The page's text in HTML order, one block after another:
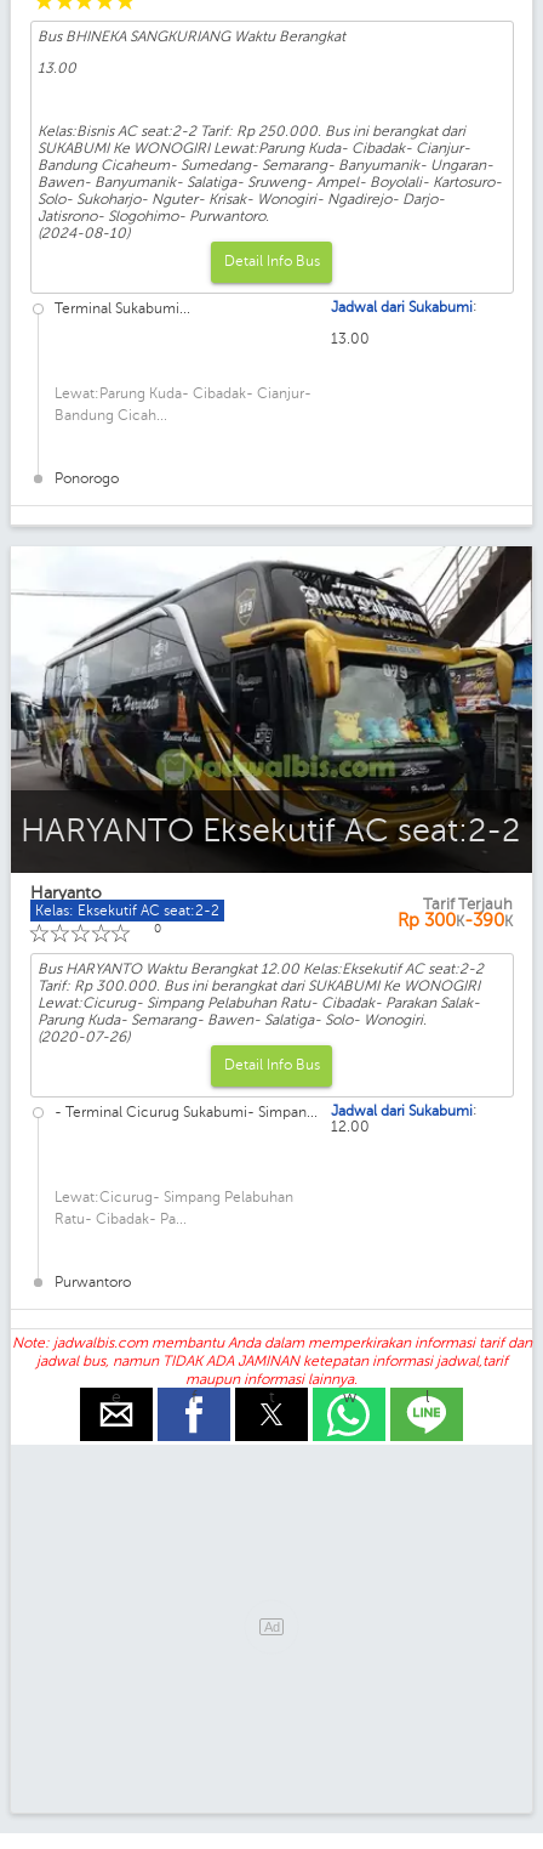
Bus BHINEKA SANGKURIANG Waktu Berangkat
13.00
Kelas:Bisnis AC seat:2-2 Tarif: Rp 250.000. Bus ini berangkat dari
SUKABUMI Ke WONOGIRI Lewat:Parung Kuda- Cibadak- Cianjur-
Bandung Cicaheum- Sumedang- Semarang- Banyumanik- Ungaran-
Bawen- Banyumanik- Salatiga- Sruweng- Ampel- Boyolali- Kartosuro-
Solo- Sukoharjo- Nguter- Krisak- Wonogiri- Ngadirejo- Darjo-
Jatisrono- Slogohimo- Purwantoro.
(2024-08-10)
Detail Info Bus
Terminal Sukabumi...
Lewat:Parung Kuda- Cibadak- Cianjur-
Bandung Cicah...
Ponorogo
Jadwal dari Sukabumi:
13.00
HARYANTO Eksekutif AC seat:2-2
Haryanto
Kelas: Eksekutif AC seat:2-2
☆
☆
☆
☆
☆ 0
Tarif Terjauh
Rp 300K-390K
Bus HARYANTO Waktu Berangkat 12.00 Kelas:Eksekutif AC seat:2-2
Tarif: Rp 300.000. Bus ini berangkat dari SUKABUMI Ke WONOGIRI
Lewat:Cicurug- Simpang Pelabuhan Ratu- Cibadak- Parakan Salak-
Parung Kuda- Semarang- Bawen- Salatiga- Solo- Wonogiri.
(2020-07-26)
Detail Info Bus
- Terminal Cicurug Sukabumi- Simpan...
Lewat:Cicurug- Simpang Pelabuhan
Ratu- Cibadak- Pa...
Purwantoro
Jadwal dari Sukabumi:
12.00
Note: jadwalbis.com membantu Anda dalam memperkirakan informasi tarif dan
jadwal bus, namun TIDAK ADA JAMINAN ketepatan informasi jadwal,tarif
maupun informasi lainnya.
e f t w l